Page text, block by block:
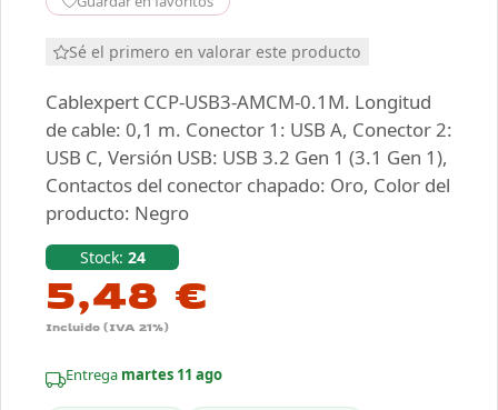
Sé el primero en valorar este producto
Cablexpert CCP-USB3-AMCM-0.1M. Longitud
de cable: 0,1 m. Conector 1: USB A, Conector 2:
USB C, Versión USB: USB 3.2 Gen 1 (3.1 Gen 1),
Contactos del conector chapado: Oro, Color del
producto: Negro
Stock: 24
5,48 €
Incluido (IVA 21%)
Entrega martes 11 ago